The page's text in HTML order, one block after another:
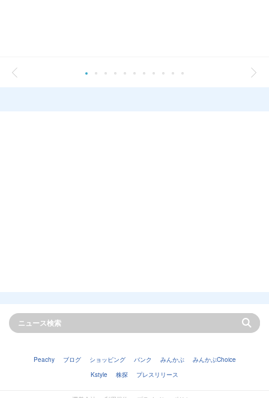
Peachy ブログ ショッピング バンク みんかぶ
みんかぶChoice
Kstyle
株探 プレスリリース